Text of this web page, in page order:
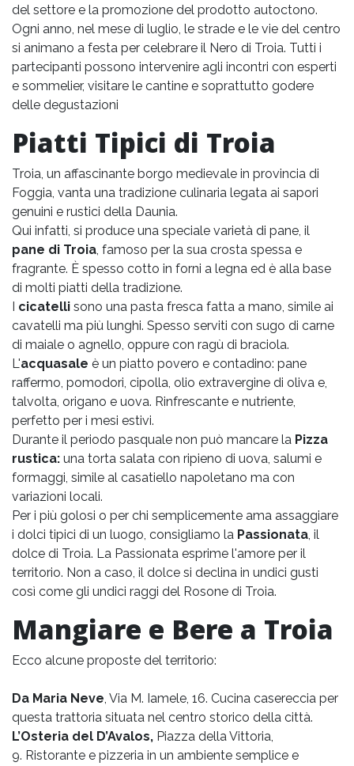
del settore e la promozione del prodotto autoctono.
Ogni anno, nel mese di luglio, le strade e le vie del centro
si animano a festa per celebrare il Nero di Troia. Tutti i
partecipanti possono intervenire agli incontri con esperti
e sommelier, visitare le cantine e soprattutto godere
delle degustazioni
Piatti Tipici di Troia
Troia, un affascinante borgo medievale in provincia di
Foggia, vanta una tradizione culinaria legata ai sapori
genuini e rustici della Daunia.
Qui infatti, si produce una speciale varietà di pane, il
pane di Troia, famoso per la sua crosta spessa e
fragrante. È spesso cotto in forni a legna ed è alla base
di molti piatti della tradizione.
cicatelli sono una pasta fresca fatta a mano, simile ai
cavatelli ma più lunghi. Spesso serviti con sugo di carne
di maiale o agnello, oppure con ragù di braciola.
L'acquasale è un piatto povero e contadino: pane
raffermo, pomodori, cipolla, olio extravergine di oliva e,
talvolta, origano e uova. Rinfrescante e nutriente,
perfetto per i mesi estivi.
Durante il periodo pasquale non può mancare la Pizza
rustica: una torta salata con ripieno di uova, salumi e
formaggi, simile al casatiello napoletano ma con
variazioni locali.
Per i più golosi o per chi semplicemente ama assaggiare
i dolci tipici di un luogo, consigliamo la Passionata, il
dolce di Troia. La Passionata esprime l'amore per il
territorio. Non a caso, il dolce si declina in undici gusti
così come gli undici raggi del Rosone di Troia.
Mangiare e Bere a Troia
Ecco alcune proposte del territorio:
Da Maria Neve, Via M. Iamele, 16. Cucina casereccia per
questa trattoria situata nel centro storico della città.
L’Osteria del D’Avalos, Piazza della Vittoria,
9. Ristorante e pizzeria in un ambiente semplice e